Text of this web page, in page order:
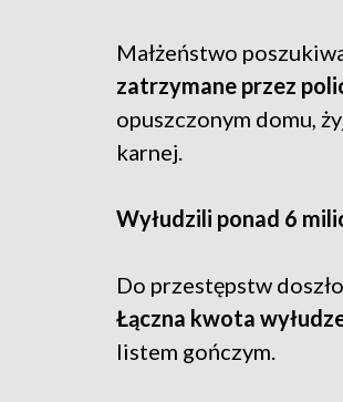
Małżeństwo
zatrzymane przez
opuszczonym domu,
karnej.
Wyłudzili ponad 6
Do przestępstw
Łączna kwota
listem gończym.